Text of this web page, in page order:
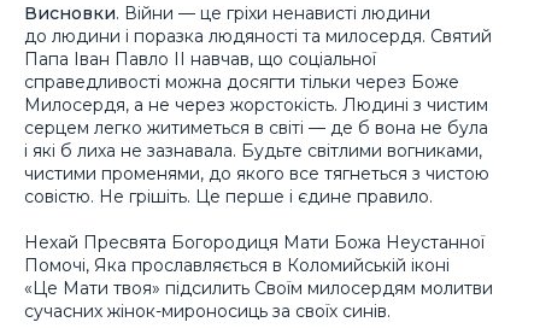
Висновки. Війни — це гріхи ненависті людини
до людини і поразка людяності та милосердя. Святий
Папа Іван Павло ІІ навчав, що соціальної
справедливості можна досягти тільки через Боже
Милосердя, а не через жорстокість. Людині з чистим
серцем легко житиметься в світі — де б вона не була
і які б лиха не зазнавала. Будьте світлими вогниками,
чистими променями, до якого все тягнеться з чистою
совістю. Не грішіть. Це перше і єдине правило.
Нехай Пресвята Богородиця Мати Божа Неустанної
Помочі, Яка прославляється в Коломийській іконі
«Це Мати твоя» підсилить Своїм милосердям молитви
сучасних жінок-мироносиць за своїх синів.